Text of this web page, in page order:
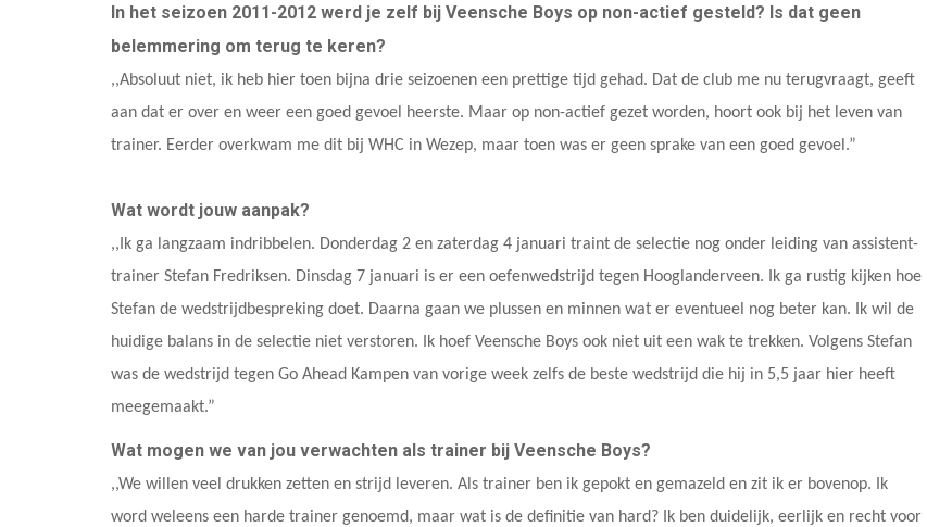
In het seizoen 2011-2012 werd je zelf bij Veensche Boys op non-actief gesteld? Is dat geen
belemmering om terug te keren?
,,Absoluut niet, ik heb hier toen bijna drie seizoenen een prettige tijd gehad. Dat de club me nu terugvraagt, geeft
aan dat er over en weer een goed gevoel heerste. Maar op non-actief gezet worden, hoort ook bij het leven van
trainer. Eerder overkwam me dit bij WHC in Wezep, maar toen was er geen sprake van een goed gevoel.”
Wat wordt jouw aanpak?
,,Ik ga langzaam indribbelen. Donderdag 2 en zaterdag 4 januari traint de selectie nog onder leiding van assistent-
trainer Stefan Fredriksen. Dinsdag 7 januari is er een oefenwedstrijd tegen Hooglanderveen. Ik ga rustig kijken hoe
Stefan de wedstrijdbespreking doet. Daarna gaan we plussen en minnen wat er eventueel nog beter kan. Ik wil de
huidige balans in de selectie niet verstoren. Ik hoef Veensche Boys ook niet uit een wak te trekken. Volgens Stefan
was de wedstrijd tegen Go Ahead Kampen van vorige week zelfs de beste wedstrijd die hij in 5,5 jaar hier heeft
meegemaakt.”
Wat mogen we van jou verwachten als trainer bij Veensche Boys?
,,We willen veel drukken zetten en strijd leveren. Als trainer ben ik gepokt en gemazeld en zit ik er bovenop. Ik
word weleens een harde trainer genoemd, maar wat is de definitie van hard? Ik ben duidelijk, eerlijk en recht voor